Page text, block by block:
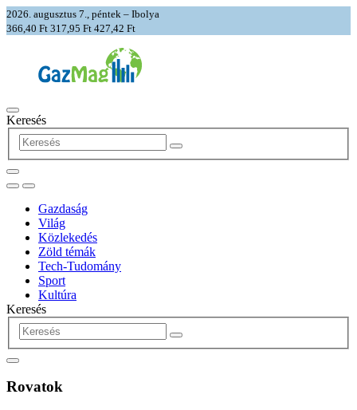
2026. augusztus 7., péntek – Ibolya
366,40 Ft 317,95 Ft 427,42 Ft
Keresés
Gazdaság
Világ
Közlekedés
Zöld témák
Tech-Tudomány
Sport
Kultúra
Keresés
Rovatok